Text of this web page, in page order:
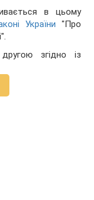
в цьому
України "Про
згідно із